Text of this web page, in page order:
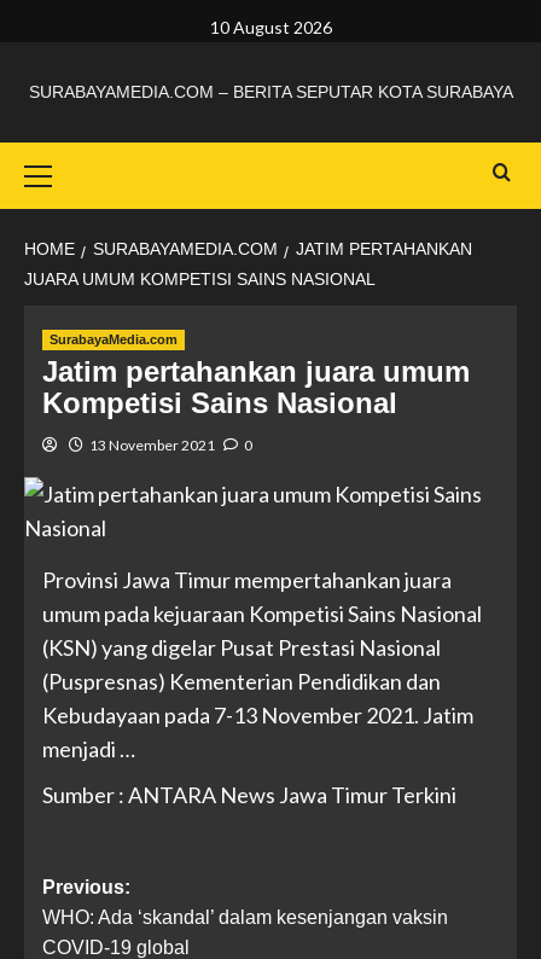
10 August 2026
SURABAYAMEDIA.COM – BERITA SEPUTAR KOTA SURABAYA
HOME SURABAYAMEDIA.COM
JATIM PERTAHANKAN
JUARA UMUM KOMPETISI SAINS NASIONAL
SurabayaMedia.com
Jatim pertahankan juara umum
Kompetisi Sains Nasional
13 November 2021 0
Provinsi Jawa Timur mempertahankan juara
umum pada kejuaraan Kompetisi Sains Nasional
(KSN) yang digelar Pusat Prestasi Nasional
(Puspresnas) Kementerian Pendidikan dan
Kebudayaan pada 7-13 November 2021. Jatim
menjadi …
Sumber : ANTARA News Jawa Timur Terkini
Previous:
WHO: Ada ‘skandal’ dalam kesenjangan vaksin
COVID-19 global